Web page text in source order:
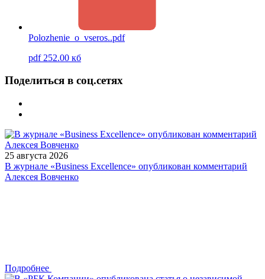
Polozhenie_o_vseros..pdf
pdf 252.00 кб
Поделиться в соц.сетях
25 августа 2026
В журнале «Business Excellence» опубликован комментарий
Алексея Вовченко
Подробнее